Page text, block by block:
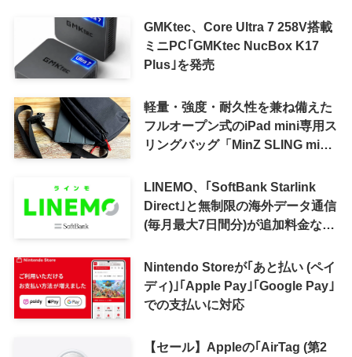
GMKtec、Core Ultra 7 258V搭載
ミニPC｢GMKtec NucBox K17
Plus｣を発売
軽量・強度・耐久性を兼ね備えた
フルオープン式のiPad mini専用ス
リングバッグ「MinZ SLING mini
LINEMO、｢SoftBank Starlink
Direct｣と無制限の海外データ通信
(毎月最大7日間分)が追加料金なし
Nintendo Storeが｢あと払い (ペイ
ディ)｣｢Apple Pay｣｢Google Pay｣
での支払いに対応
【セール】Appleの｢AirTag (第2